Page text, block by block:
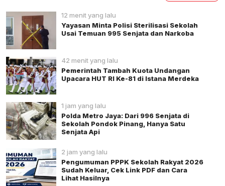
12 menit yang lalu
Yayasan Minta Polisi Sterilisasi Sekolah
Usai Temuan 995 Senjata dan Narkoba
42 menit yang lalu
Pemerintah Tambah Kuota Undangan
Upacara HUT RI Ke-81 di Istana Merdeka
1 jam yang lalu
Polda Metro Jaya: Dari 996 Senjata di
Sekolah Pondok Pinang, Hanya Satu
Senjata Api
2 jam yang lalu
Pengumuman PPPK Sekolah Rakyat 2026
Sudah Keluar, Cek Link PDF dan Cara
Lihat Hasilnya